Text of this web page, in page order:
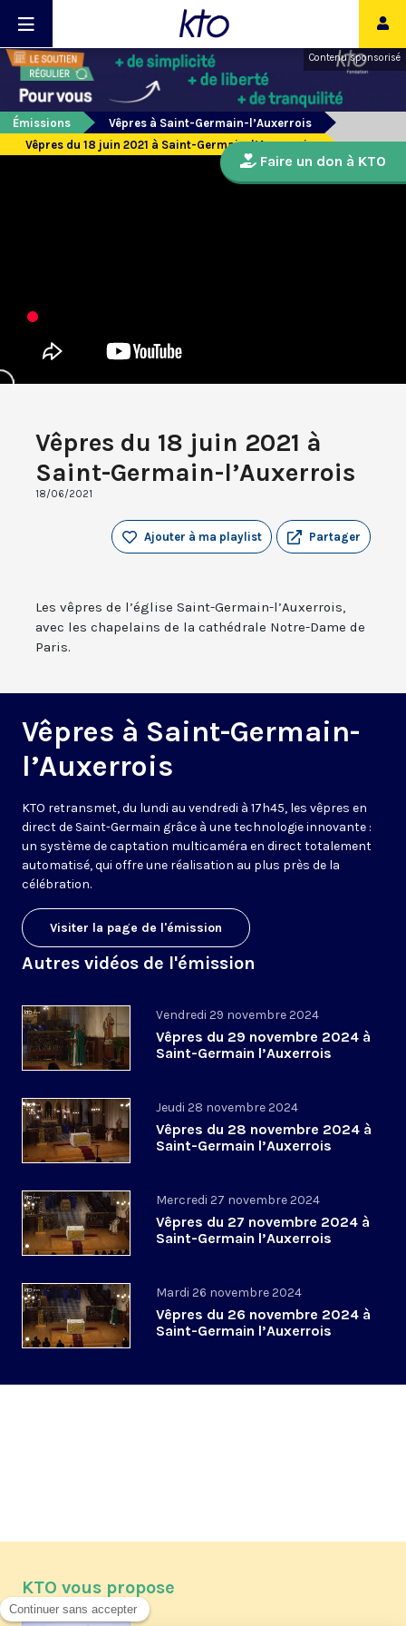
Contenu sponsorisé
Émissions
Vêpres à Saint-Germain-l’Auxerrois
Vêpres du 18 juin 2021 à Saint-Germain-l’Auxerrois
Vêpres du 18 juin 2021 à
Saint-Germain-l’Auxerrois
18/06/2021
Partager
Ajouter à ma playlist
Les vêpres de l’église Saint-Germain-l’Auxerrois,
avec les chapelains de la cathédrale Notre-Dame de
Paris.
Vêpres à Saint-Germain-
l’Auxerrois
KTO retransmet, du lundi au vendredi à 17h45, les vêpres en
direct de Saint-Germain grâce à une technologie innovante :
un système de captation multicaméra en direct totalement
automatisé, qui offre une réalisation au plus près de la
célébration.
Visiter la page de l'émission
Autres vidéos de l'émission
Vendredi 29 novembre 2024
Vêpres du 29 novembre 2024 à
Saint-Germain l’Auxerrois
Jeudi 28 novembre 2024
Vêpres du 28 novembre 2024 à
Saint-Germain l’Auxerrois
Mercredi 27 novembre 2024
Vêpres du 27 novembre 2024 à
Saint-Germain l’Auxerrois
Mardi 26 novembre 2024
Vêpres du 26 novembre 2024 à
Saint-Germain l’Auxerrois
Faire un don à KTO
KTO vous propose